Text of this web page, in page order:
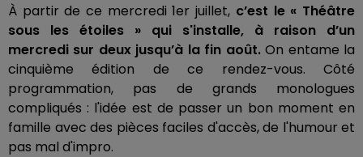
À partir de ce mercredi 1er juillet, c’est le « Théâtre
sous les étoiles » qui s'installe, à raison d’un
mercredi sur deux jusqu’à la fin août.On entame la
cinquième édition de ce rendez-vous. Côté
programmation, pas de grands monologues
compliqués : l'idée est de passer un bon moment en
famille avec des pièces faciles d'accès, de l'humour et
pas mal d'impro.